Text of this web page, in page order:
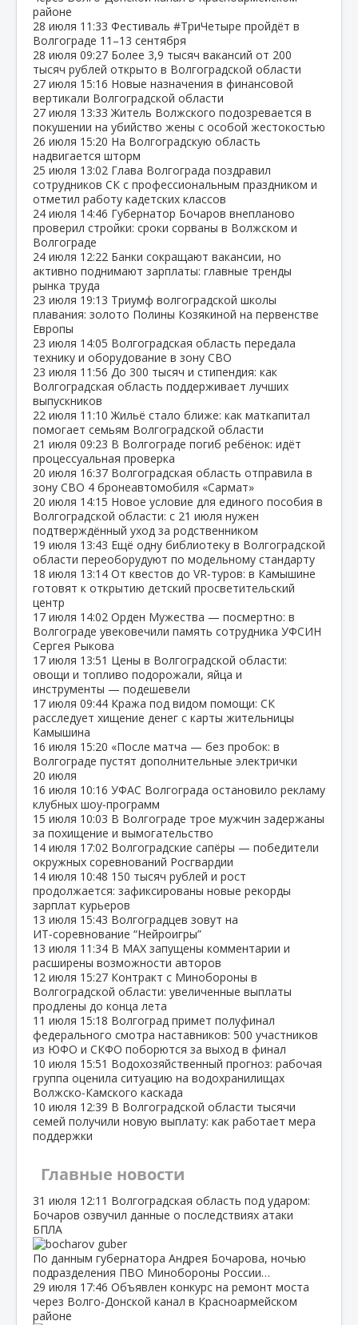
районе
28 июля 11:33 Фестиваль #ТриЧетыре пройдёт в
Волгограде 11–13 сентября
28 июля 09:27 Более 3,9 тысяч вакансий от 200
тысяч рублей открыто в Волгоградской области
27 июля 15:16 Новые назначения в финансовой
вертикали Волгоградской области
27 июля 13:33 Житель Волжского подозревается в
покушении на убийство жены с особой жестокостью
26 июля 15:20 На Волгоградскую область
надвигается шторм
25 июля 13:02 Глава Волгограда поздравил
сотрудников СК с профессиональным праздником и
отметил работу кадетских классов
24 июля 14:46 Губернатор Бочаров внепланово
проверил стройки: сроки сорваны в Волжском и
Волгограде
24 июля 12:22 Банки сокращают вакансии, но
активно поднимают зарплаты: главные тренды
рынка труда
23 июля 19:13 Триумф волгоградской школы
плавания: золото Полины Козякиной на первенстве
Европы
23 июля 14:05 Волгоградская область передала
технику и оборудование в зону СВО
23 июля 11:56 До 300 тысяч и стипендия: как
Волгоградская область поддерживает лучших
выпускников
22 июля 11:10 Жильё стало ближе: как маткапитал
помогает семьям Волгоградской области
21 июля 09:23 В Волгограде погиб ребёнок: идёт
процессуальная проверка
20 июля 16:37 Волгоградская область отправила в
зону СВО 4 бронеавтомобиля «Сармат»
20 июля 14:15 Новое условие для единого пособия в
Волгоградской области: с 21 июля нужен
подтверждённый уход за родственником
19 июля 13:43 Ещё одну библиотеку в Волгоградской
области переоборудуют по модельному стандарту
18 июля 13:14 От квестов до VR‑туров: в Камышине
готовят к открытию детский просветительский
центр
17 июля 14:02 Орден Мужества — посмертно: в
Волгограде увековечили память сотрудника УФСИН
Сергея Рыкова
17 июля 13:51 Цены в Волгоградской области:
овощи и топливо подорожали, яйца и
инструменты — подешевели
17 июля 09:44 Кража под видом помощи: СК
расследует хищение денег с карты жительницы
Камышина
16 июля 15:20 «После матча — без пробок: в
Волгограде пустят дополнительные электрички
20 июля
16 июля 10:16 УФАС Волгограда остановило рекламу
клубных шоу‑программ
15 июля 10:03 В Волгограде трое мужчин задержаны
за похищение и вымогательство
14 июля 17:02 Волгоградские сапёры — победители
окружных соревнований Росгвардии
14 июля 10:48 150 тысяч рублей и рост
продолжается: зафиксированы новые рекорды
зарплат курьеров
13 июля 15:43 Волгоградцев зовут на
ИТ‑соревнование “Нейроигры”
13 июля 11:34 В МАХ запущены комментарии и
расширены возможности авторов
12 июля 15:27 Контракт с Минобороны в
Волгоградской области: увеличенные выплаты
продлены до конца лета
11 июля 15:18 Волгоград примет полуфинал
федерального смотра наставников: 500 участников
из ЮФО и СКФО поборются за выход в финал
10 июля 15:51 Водохозяйственный прогноз: рабочая
группа оценила ситуацию на водохранилищах
Волжско‑Камского каскада
10 июля 12:39 В Волгоградской области тысячи
семей получили новую выплату: как работает мера
поддержки
Главные новости
31 июля 12:11 Волгоградская область под ударом:
Бочаров озвучил данные о последствиях атаки
БПЛА
По данным губернатора Андрея Бочарова, ночью
подразделения ПВО Минобороны России…
29 июля 17:46 Объявлен конкурс на ремонт моста
через Волго‑Донской канал в Красноармейском
районе